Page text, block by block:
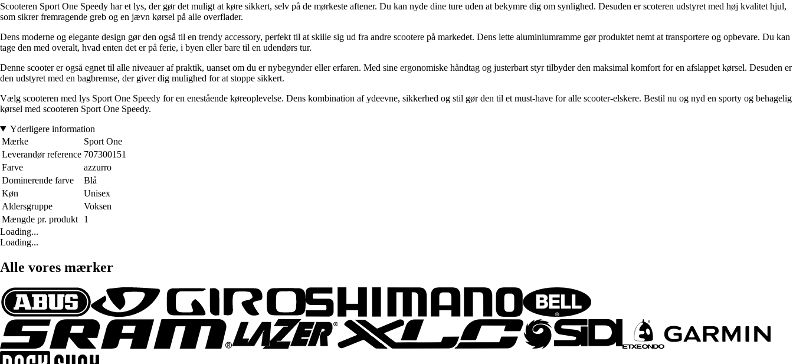
Scooteren Sport One Speedy har et lys, der gør det muligt at køre sikkert, selv på de mørkeste aftener. Du kan nyde dine ture uden at bekymre dig om synlighed. Desuden er scoteren udstyret med høj kvalitet hjul,
som sikrer fremragende greb og en jævn kørsel på alle overflader.
Dens moderne og elegante design gør den også til en trendy accessory, perfekt til at skille sig ud fra andre scootere på markedet. Dens lette aluminiumramme gør produktet nemt at transportere og opbevare. Du kan
tage den med overalt, hvad enten det er på ferie, i byen eller bare til en udendørs tur.
Denne scooter er også egnet til alle niveauer af praktik, uanset om du er nybegynder eller erfaren. Med sine ergonomiske håndtag og justerbart styr tilbyder den maksimal komfort for en afslappet kørsel. Desuden er
den udstyret med en bagbremse, der giver dig mulighed for at stoppe sikkert.
Vælg scooteren med lys Sport One Speedy for en enestående køreoplevelse. Dens kombination af ydeevne, sikkerhed og stil gør den til et must-have for alle scooter-elskere. Bestil nu og nyd en sporty og behagelig
kørsel med scooteren Sport One Speedy.
Yderligere information
Mærke
Sport One
Leverandør reference 707300151
Farve
azzurro
Dominerende farve
Blå
Køn
Unisex
Aldersgruppe
Voksen
Mængde pr. produkt
1
Loading...
Loading...
Alle vores mærker